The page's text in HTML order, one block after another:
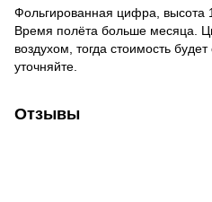
Фольгированная цифра, высота
Время полёта больше месяца.
воздухом, тогда стоимость
уточняйте.
Отзывы